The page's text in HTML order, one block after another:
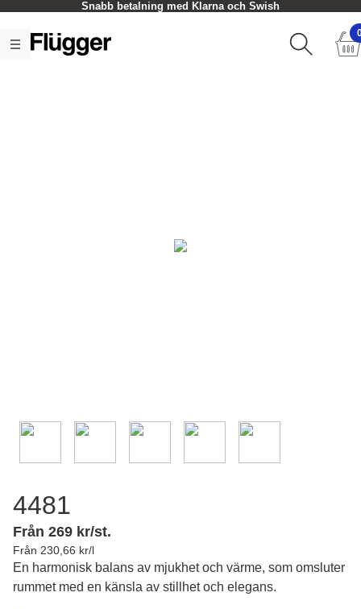
Snabb betalning med Klarna och Swish
4481
Från 269 kr/st.
Från 230,66 kr/l
En harmonisk balans av mjukhet och värme, som omsluter
rummet med en känsla av stillhet och elegans.